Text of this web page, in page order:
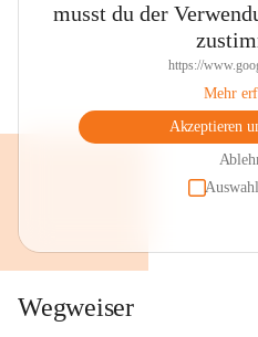
musst du der
https://
Mehr
Akzeptieren
Wegweiser